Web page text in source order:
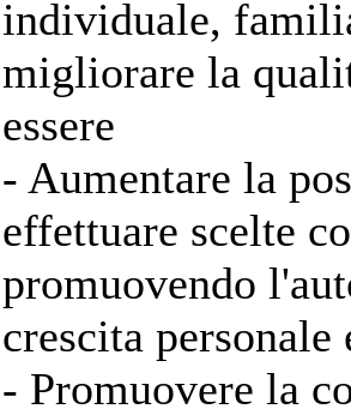
individuale,
migliorare la
essere
- Aumentare la
effettuare scelte
promuovendo
crescita
- Promuovere la